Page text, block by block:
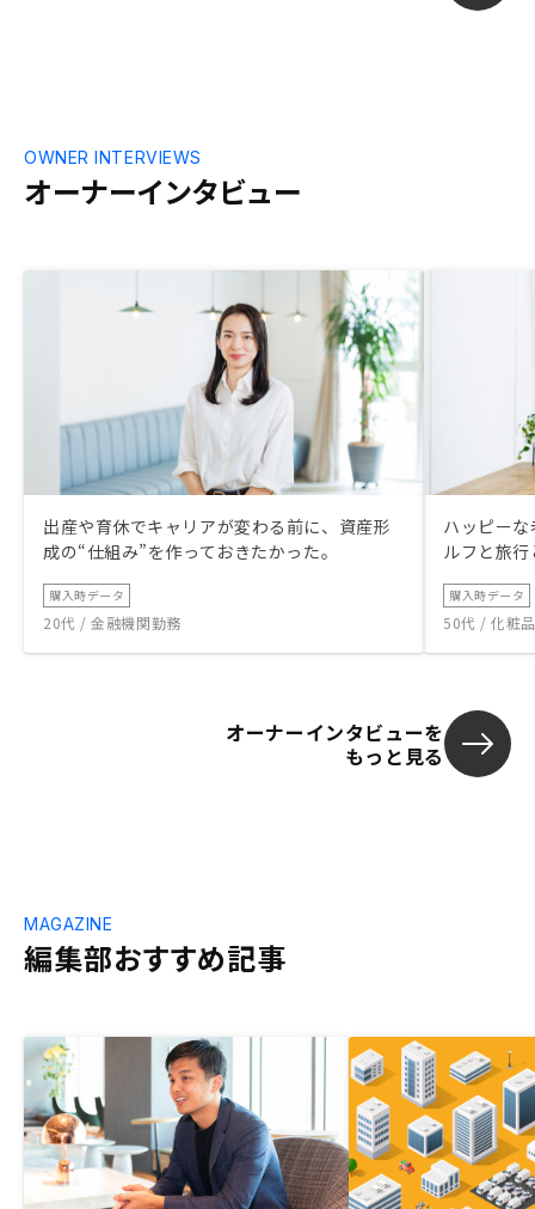
オーナーインタビュー
OWNER INTERVIEWS
出産や育休でキャリアが変わる前に、資産形
成の“仕組み”を作っておきたかった。
購入時データ
20代 / 金融機関勤務
ハッピー
ルフと旅
購入時データ
50代 / 化粧
オーナーインタビューを
もっと見る
編集部おすすめ記事
MAGAZINE